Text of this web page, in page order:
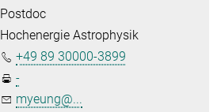
Postdoc
Hochenergie Astrophysik
+49 89 30000-3899
-
myeung@...